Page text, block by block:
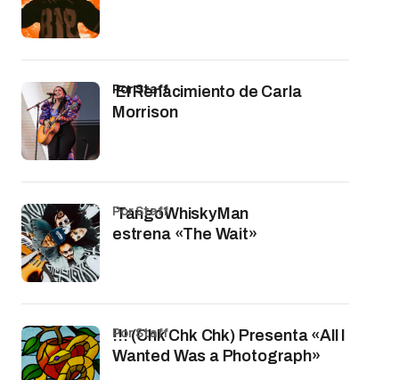
El Renacimiento de Carla
Morrison
por Staff
TangoWhiskyMan
estrena «The Wait»
por Staff
!!! (Chk Chk Chk) Presenta «All I
Wanted Was a Photograph»
por Staff